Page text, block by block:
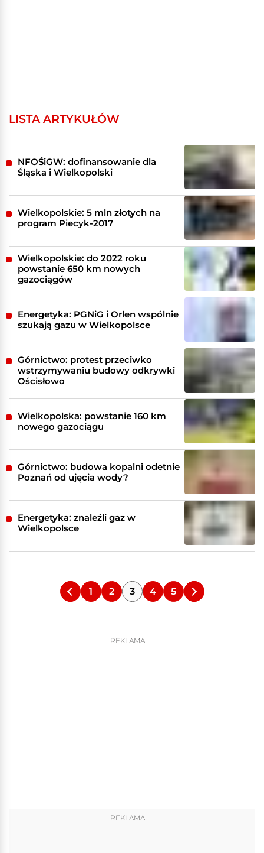
LISTA ARTYKUŁÓW
NFOŚiGW: dofinansowanie dla
Śląska i Wielkopolski
Wielkopolskie: 5 mln złotych na
program Piecyk-2017
Wielkopolskie: do 2022 roku
powstanie 650 km nowych
gazociągów
Energetyka: PGNiG i Orlen wspólnie
szukają gazu w Wielkopolsce
Górnictwo: protest przeciwko
wstrzymywaniu budowy odkrywki
Ościsłowo
Wielkopolska: powstanie 160 km
nowego gazociągu
Górnictwo: budowa kopalni odetnie
Poznań od ujęcia wody?
Energetyka: znaleźli gaz w
Wielkopolsce
1 2 3 4 5
REKLAMA
REKLAMA